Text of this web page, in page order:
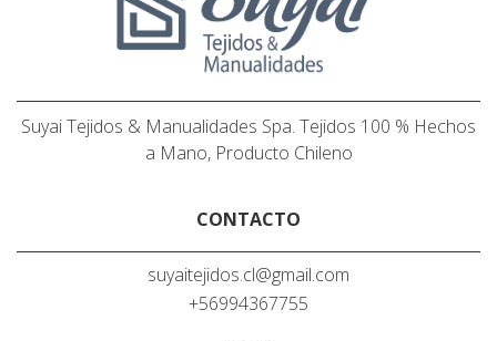
Suyai Tejidos & Manualidades Spa. Tejidos 100 % Hechos
a Mano, Producto Chileno
CONTACTO
suyaitejidos.cl@gmail.com
+56994367755